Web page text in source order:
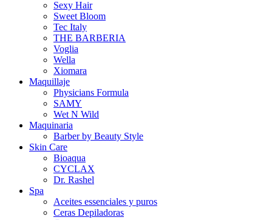
Sexy Hair
Sweet Bloom
Tec Italy
THE BARBERIA
Voglia
Wella
Xiomara
Maquillaje
Physicians Formula
SAMY
Wet N Wild
Maquinaria
Barber by Beauty Style
Skin Care
Bioaqua
CYCLAX
Dr. Rashel
Spa
Aceites essenciales y puros
Ceras Depiladoras